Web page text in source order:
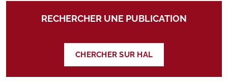
RECHERCHER UNE PUBLICATION
CHERCHER SUR HAL